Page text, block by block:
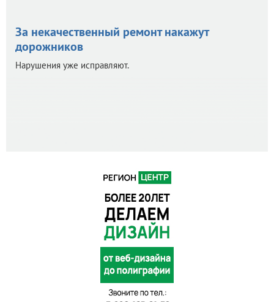
За некачественный ремонт накажут
дорожников
Нарушения уже исправляют.